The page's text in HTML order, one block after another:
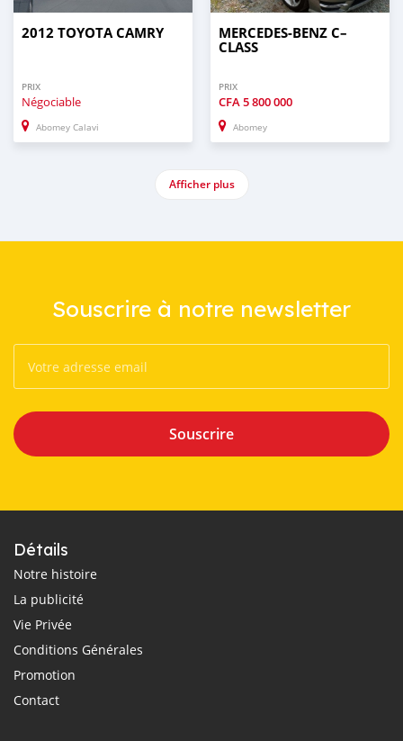
2012 TOYOTA CAMRY
PRIX
Négociable
Abomey Calavi
MERCEDES-BENZ C–
CLASS
PRIX
CFA5 800 000
Abomey
Afficher plus
Souscrire à notre newsletter
Souscrire
Détails
Notre histoire
La publicité
Vie Privée
Conditions Générales
Promotion
Contact